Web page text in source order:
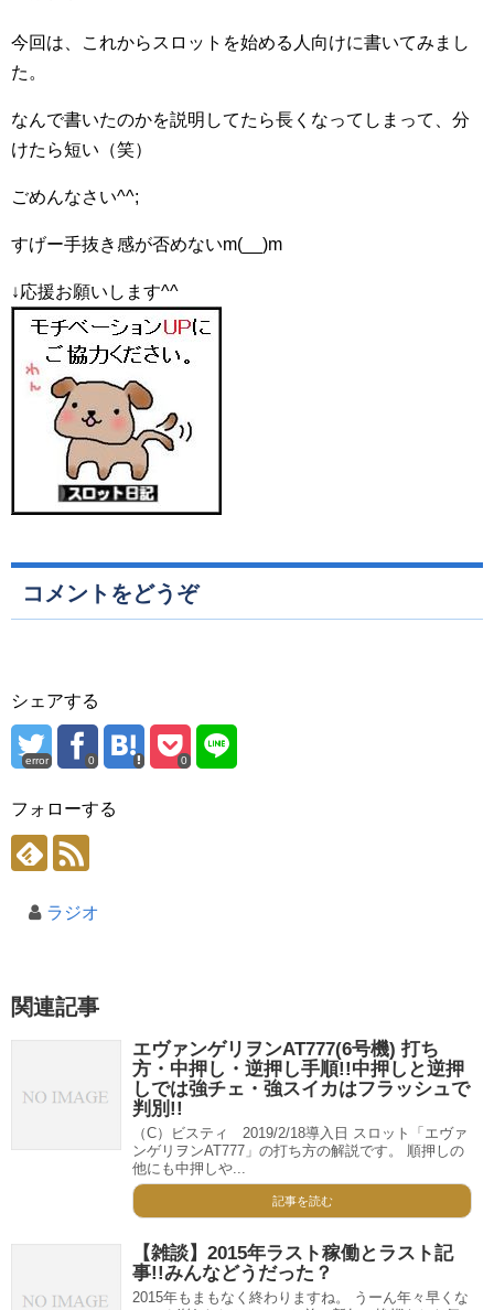
今回は、これからスロットを始める人向けに書いてみまし
た。
なんで書いたのかを説明してたら長くなってしまって、分
けたら短い（笑）
ごめんなさい^^;
すげー手抜き感が否めないm(__)m
↓応援お願いします^^
コメントをどうぞ
シェアする
error 0 0
フォローする
ラジオ
関連記事
エヴァンゲリヲンAT777(6号機) 打ち
方・中押し・逆押し手順!!中押しと逆押
しでは強チェ・強スイカはフラッシュで
判別!!
（C）ビスティ 2019/2/18導入日 スロット「エヴァ
ンゲリヲンAT777」の打ち方の解説です。 順押しの
他にも中押しや...
記事を読む
【雑談】2015年ラスト稼働とラスト記
事!!みんなどうだった？
2015年もまもなく終わりますね。 うーん年々早くな